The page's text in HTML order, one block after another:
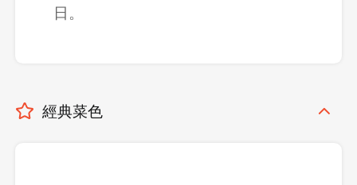
日。
經典菜色